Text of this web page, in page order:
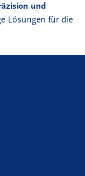
und
Lösungen für die